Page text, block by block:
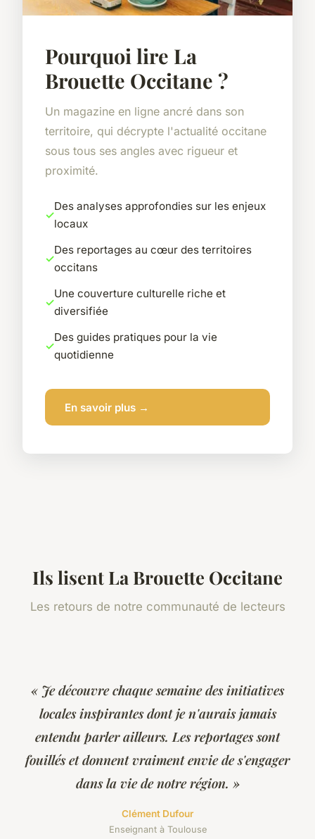
Pourquoi lire La
Brouette Occitane ?
Un magazine en ligne ancré dans son
territoire, qui décrypte l'actualité occitane
sous tous ses angles avec rigueur et
proximité.
Des analyses approfondies sur les enjeux
locaux
Des reportages au cœur des territoires
occitans
Une couverture culturelle riche et
diversifiée
Des guides pratiques pour la vie
quotidienne
En savoir plus →
Ils lisent La Brouette Occitane
Les retours de notre communauté de lecteurs
« Je découvre chaque semaine des initiatives
locales inspirantes dont je n'aurais jamais
entendu parler ailleurs. Les reportages sont
fouillés et donnent vraiment envie de s'engager
dans la vie de notre région. »
Clément Dufour
Enseignant à Toulouse